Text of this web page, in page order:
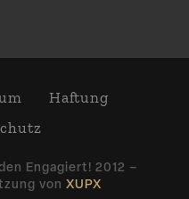
Haftung
Engagiert! 2012 –
von XUPX